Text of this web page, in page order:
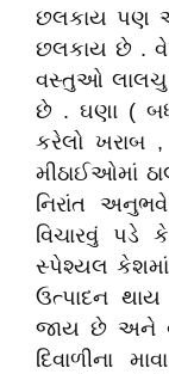
છલકાય પણ આ
છલકાય છે .
વસ્તુઓ લાલચુ
છે . ઘણા (
કરેલો ખરાબ ,
મીઠાઈઓમાં
નિરાંત
વિચારવું પડે
સ્પેશ્યલ
ઉત્પાદન થાય
જાય છે અને
દિવાળીના